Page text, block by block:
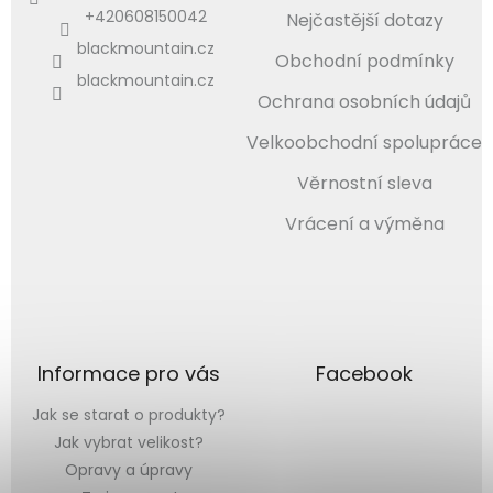
+420608150042
blackmountain.cz
blackmountain.cz
Nejčastější dotazy
Obchodní podmínky
Ochrana osobních údajů
Velkoobchodní spolupráce
Věrnostní sleva
Vrácení a výměna
Informace pro vás
Jak se starat o produkty?
Jak vybrat velikost?
Opravy a úpravy
Facebook